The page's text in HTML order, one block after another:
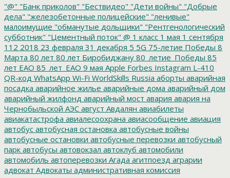
"@" "Банк приколов" "Бествидео" "Дети войны" "Добрые
дела" "железобетонные полицейские" "ленивые"
малоимущие "обманутые дольщики" "Рентгенологический
субботник" "Цементный поток" @ 1 класс 1 мая 1 сентября
112 2018 23 февраля 31 декабря 5 5G 75-летие Победы 8
Марта 80 лет 80 лет Биробиджану 80_летие_Победы 85
лет ЕАО 85_лет_ЕАО 9 мая Apple Forbes Instagram L-410
QR-код WhatsApp Wi-Fi WorldSkills Russia аборты аварийная
посадка аварийное жилье аварийные дома аварийный дом
аварийный жилфонд аварийный мост авария авария на
Чернобыльской АЭС август Авдалян авиабилеты
авиакатастрофа авиалесоохрана авиасообщение авиация
автобус автобусная остановка автобусные войны
автобусные остановки автобусные перевозки автобусный
парк автобусы автовокзал автоклуб автомобили
автомобиль автоперевозки Агада агитпоезд аграрии
адвокат Адвокаты административная комиссия